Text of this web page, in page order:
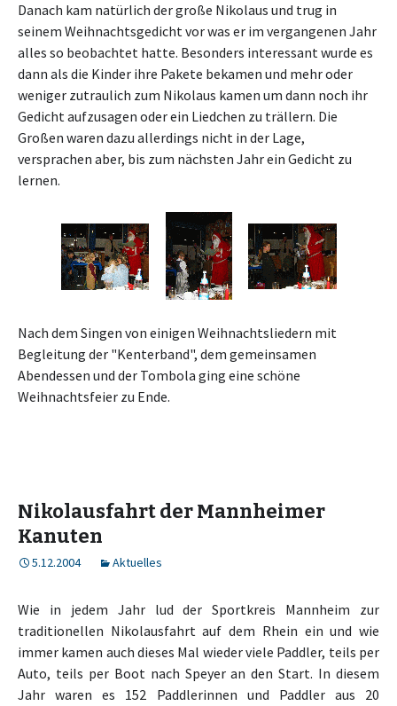
Danach kam natürlich der große Nikolaus und trug in
seinem Weihnachtsgedicht vor was er im vergangenen Jahr
alles so beobachtet hatte. Besonders interessant wurde es
dann als die Kinder ihre Pakete bekamen und mehr oder
weniger zutraulich zum Nikolaus kamen um dann noch ihr
Gedicht aufzusagen oder ein Liedchen zu trällern. Die
Großen waren dazu allerdings nicht in der Lage,
versprachen aber, bis zum nächsten Jahr ein Gedicht zu
lernen.
Nach dem Singen von einigen Weihnachtsliedern mit
Begleitung der "Kenterband", dem gemeinsamen
Abendessen und der Tombola ging eine schöne
Weihnachtsfeier zu Ende.
Nikolausfahrt der Mannheimer
Kanuten
5.12.2004 Aktuelles
Wie in jedem Jahr lud der Sportkreis Mannheim zur
traditionellen Nikolausfahrt auf dem Rhein ein und wie
immer kamen auch dieses Mal wieder viele Paddler, teils per
Auto, teils per Boot nach Speyer an den Start. In diesem
Jahr waren es 152 Paddlerinnen und Paddler aus 20